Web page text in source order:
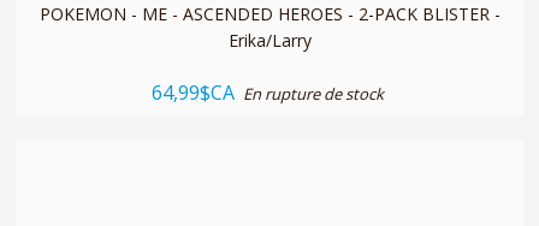
POKEMON - ME - ASCENDED HEROES - 2-PACK BLISTER -
Erika/Larry
64,99$CA En rupture de stock